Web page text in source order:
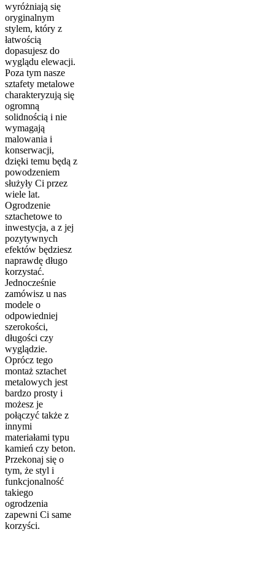
wyróżniają się
oryginalnym
stylem, który z
łatwością
dopasujesz do
wyglądu elewacji.
Poza tym nasze
sztafety metalowe
charakteryzują się
ogromną
solidnością i nie
wymagają
malowania i
konserwacji,
dzięki temu będą z
powodzeniem
służyły Ci przez
wiele lat.
Ogrodzenie
sztachetowe to
inwestycja, a z jej
pozytywnych
efektów będziesz
naprawdę długo
korzystać.
Jednocześnie
zamówisz u nas
modele o
odpowiedniej
szerokości,
długości czy
wyglądzie.
Oprócz tego
montaż sztachet
metalowych jest
bardzo prosty i
możesz je
połączyć także z
innymi
materiałami typu
kamień czy beton.
Przekonaj się o
tym, że styl i
funkcjonalność
takiego
ogrodzenia
zapewni Ci same
korzyści.